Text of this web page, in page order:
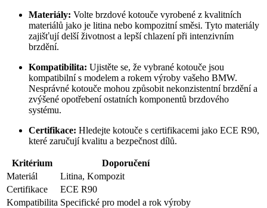
Materiály: Volte brzdové kotouče vyrobené z kvalitních
materiálů jako je litina nebo kompozitní směsi. Tyto materiály
zajišťují delší životnost a lepší chlazení při intenzivním
brzdění.
Kompatibilita: Ujistěte se, že vybrané kotouče jsou
kompatibilní s modelem a rokem výroby vašeho BMW.
Nesprávné kotouče mohou způsobit nekonzistentní brzdění a
zvýšené opotřebení ostatních komponentů brzdového
systému.
Certifikace: Hledejte kotouče s certifikacemi jako ECE R90,
které zaručují kvalitu a bezpečnost dílů.
Kritérium
Doporučení
Materiál
Litina, Kompozit
Certifikace
ECE R90
Kompatibilita Specifické pro model a rok výroby